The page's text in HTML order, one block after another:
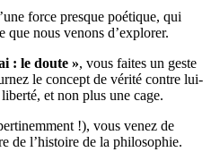
force presque poétique, qui
que nous venons d’explorer.
: le doute », vous faites un geste
le concept de vérité contre lui-
et non plus une cage.
!), vous venez de
de l’histoire de la philosophie.